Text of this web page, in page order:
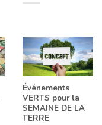
Événements
VERTS pour la
SEMAINE DE LA
TERRE